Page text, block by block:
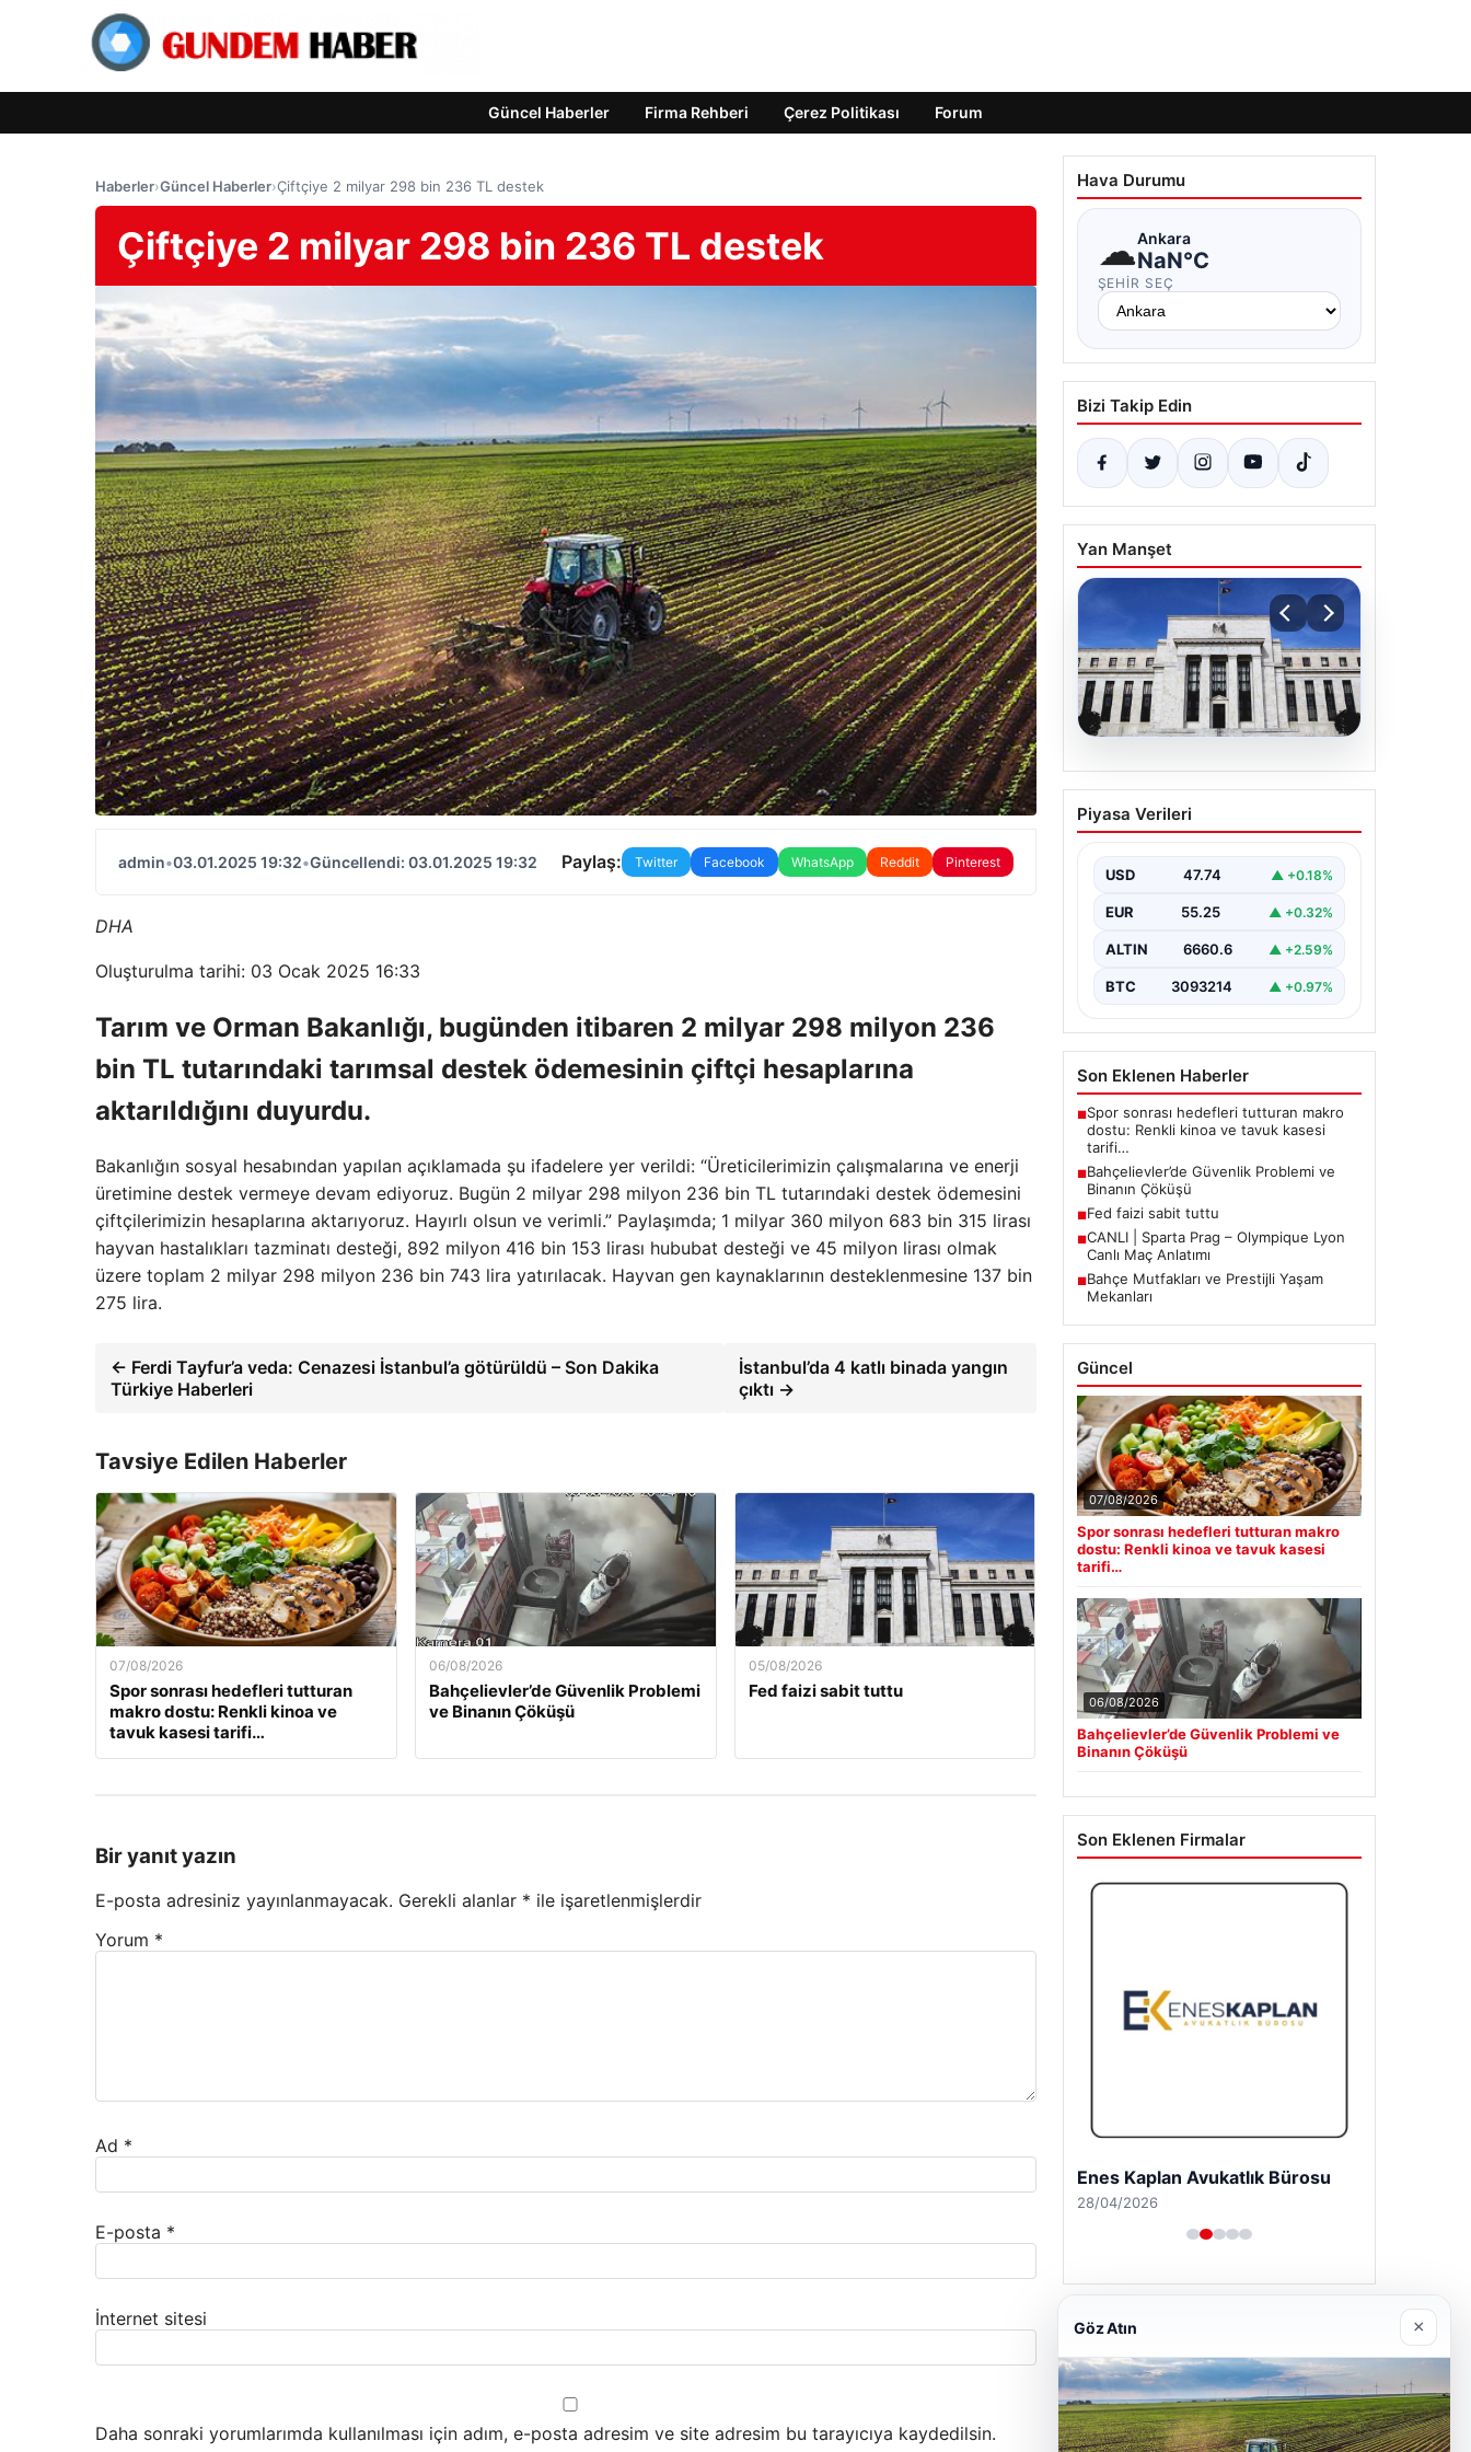
Güncel Haberler Firma Rehberi Çerez Politikası Forum
Haberler›Güncel Haberler›Çiftçiye 2 milyar 298 bin 236 TL destek
Çiftçiye 2 milyar 298 bin 236 TL destek
admin•03.01.2025 19:32•Güncellendi: 03.01.2025 19:32 Paylaş: Twitter Facebook WhatsApp Reddit Pinterest
DHA
Oluşturulma tarihi: 03 Ocak 2025 16:33
Tarım ve Orman Bakanlığı, bugünden itibaren 2 milyar 298 milyon 236
bin TL tutarındaki tarımsal destek ödemesinin çiftçi hesaplarına
aktarıldığını duyurdu.
Bakanlığın sosyal hesabından yapılan açıklamada şu ifadelere yer verildi: “Üreticilerimizin çalışmalarına ve enerji
üretimine destek vermeye devam ediyoruz. Bugün 2 milyar 298 milyon 236 bin TL tutarındaki destek ödemesini
çiftçilerimizin hesaplarına aktarıyoruz. Hayırlı olsun ve verimli.” Paylaşımda; 1 milyar 360 milyon 683 bin 315 lirası
hayvan hastalıkları tazminatı desteği, 892 milyon 416 bin 153 lirası hububat desteği ve 45 milyon lirası olmak
üzere toplam 2 milyar 298 milyon 236 bin 743 lira yatırılacak. Hayvan gen kaynaklarının desteklenmesine 137 bin
275 lira.
← Ferdi Tayfur’a veda: Cenazesi İstanbul’a götürüldü – Son Dakika
Türkiye Haberleri
İstanbul’da 4 katlı binada yangın
çıktı →
Tavsiye Edilen Haberler
07/08/2026
Spor sonrası hedefleri tutturan
makro dostu: Renkli kinoa ve
tavuk kasesi tarifi…
06/08/2026
Bahçelievler’de Güvenlik Problemi
ve Binanın Çöküşü
05/08/2026
Fed faizi sabit tuttu
Bir yanıt yazın
E-posta adresiniz yayınlanmayacak. Gerekli alanlar * ile işaretlenmişlerdir
Yorum *
Ad *
E-posta *
İnternet sitesi
Daha sonraki yorumlarımda kullanılması için adım, e-posta adresim ve site adresim bu tarayıcıya kaydedilsin.
Hava Durumu
☁Ankara
NaN°C
ŞEHIR SEÇ
Bizi Takip Edin
Yan Manşet
05.08.2026
Fed faizi sabit tuttu
Piyasa Verileri
USD 47.74 ▲ +0.18%
EUR 55.25 ▲ +0.32%
ALTIN 6660.6 ▲ +2.59%
BTC 3093214 ▲ +0.97%
Son Eklenen Haberler
■Spor sonrası hedefleri tutturan makro
dostu: Renkli kinoa ve tavuk kasesi
tarifi…
■Bahçelievler’de Güvenlik Problemi ve
Binanın Çöküşü
■Fed faizi sabit tuttu
■CANLI | Sparta Prag – Olympique Lyon
Canlı Maç Anlatımı
■Bahçe Mutfakları ve Prestijli Yaşam
Mekanları
Güncel
07/08/2026
Spor sonrası hedefleri tutturan makro
dostu: Renkli kinoa ve tavuk kasesi
tarifi…
06/08/2026
Bahçelievler’de Güvenlik Problemi ve
Binanın Çöküşü
Son Eklenen Firmalar
Enes Kaplan Avukatlık Bürosu
28/04/2026
Göz Atın ×